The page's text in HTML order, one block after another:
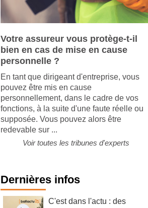
Votre assureur vous protège-t-il
bien en cas de mise en cause
personnelle ?
En tant que dirigeant d'entreprise, vous
pouvez être mis en cause
personnellement, dans le cadre de vos
fonctions, à la suite d'une faute réelle ou
supposée. Vous pouvez alors être
redevable sur ...
Voir toutes les tribunes d'experts
Dernières infos
C'est dans l'actu : des